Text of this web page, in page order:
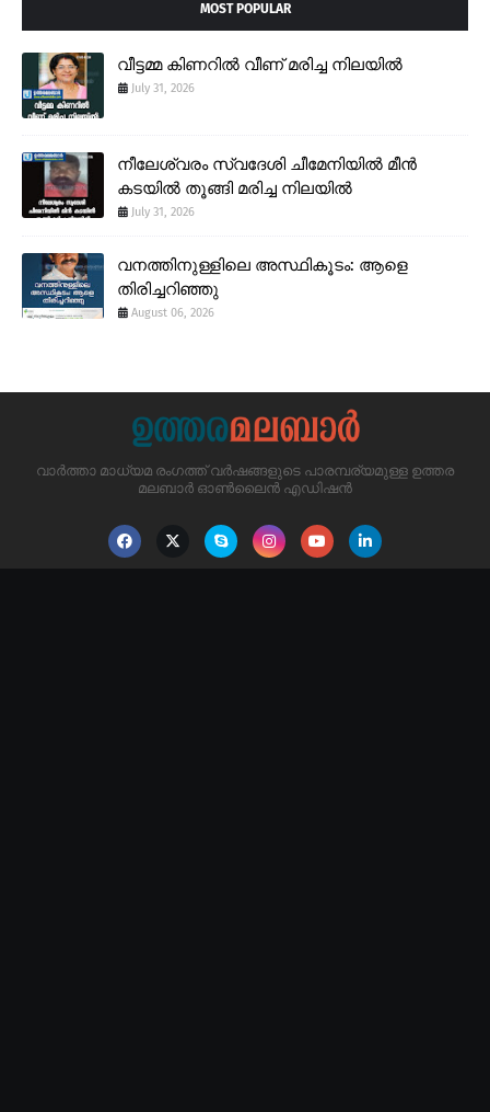
MOST POPULAR
വീട്ടമ്മ കിണറിൽ വീണ് മരിച്ച നിലയിൽ
July 31, 2026
നീലേശ്വരം സ്വദേശി ചീമേനിയിൽ മീൻ
കടയിൽ തൂങ്ങി മരിച്ച നിലയിൽ
July 31, 2026
വനത്തിനുള്ളിലെ അസ്ഥികൂടം: ആളെ
തിരിച്ചറിഞ്ഞു
August 06, 2026
വാർത്താ മാധ്യമ രംഗത്ത് വർഷങ്ങളുടെ പാരമ്പര്യമുള്ള ഉത്തര
മലബാർ ഓൺലൈൻ എഡിഷൻ